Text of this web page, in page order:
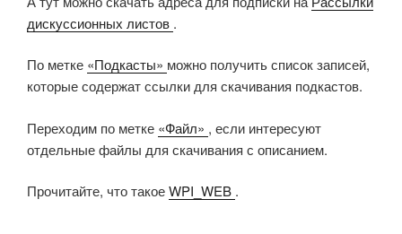
дискуссионных листов .
По метке «Подкасты» можно получить список записей,
которые содержат ссылки для скачивания подкастов.
Переходим по метке «Файл» , если интересуют
отдельные файлы для скачивания с описанием.
Прочитайте, что такоеWPI_WEB .